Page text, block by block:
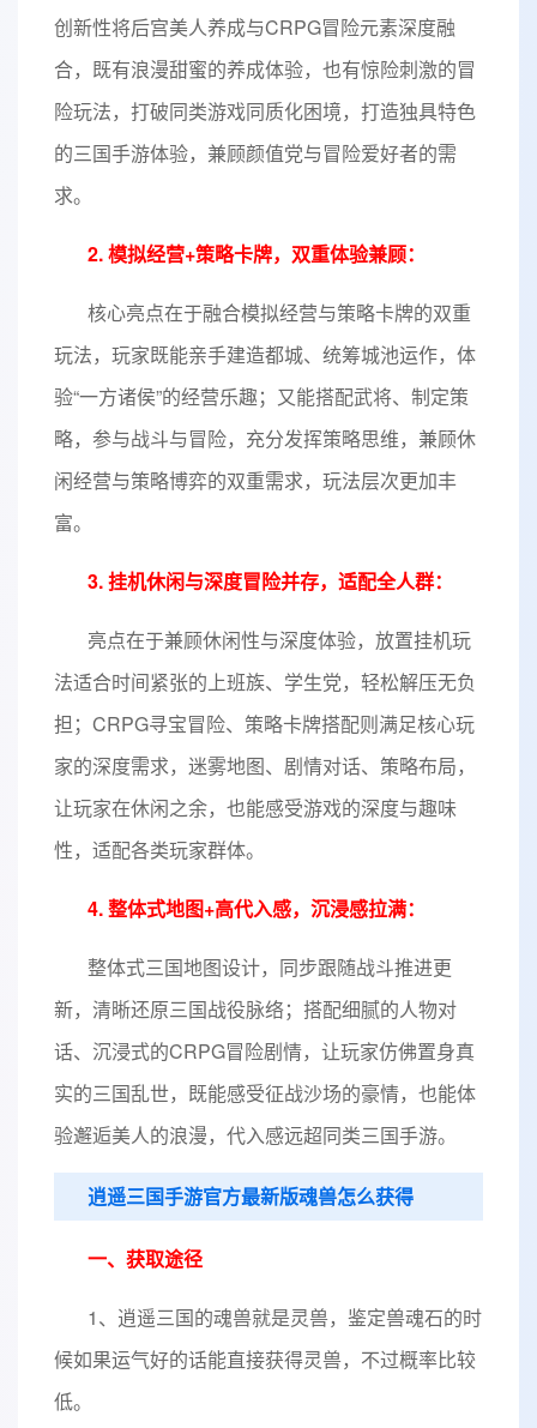
创新性将后宫美人养成与CRPG冒险元素深度融
合，既有浪漫甜蜜的养成体验，也有惊险刺激的冒
险玩法，打破同类游戏同质化困境，打造独具特色
的三国手游体验，兼顾颜值党与冒险爱好者的需
求。
2. 模拟经营+策略卡牌，双重体验兼顾：
核心亮点在于融合模拟经营与策略卡牌的双重
玩法，玩家既能亲手建造都城、统筹城池运作，体
验“一方诸侯”的经营乐趣；又能搭配武将、制定策
略，参与战斗与冒险，充分发挥策略思维，兼顾休
闲经营与策略博弈的双重需求，玩法层次更加丰
富。
3. 挂机休闲与深度冒险并存，适配全人群：
亮点在于兼顾休闲性与深度体验，放置挂机玩
法适合时间紧张的上班族、学生党，轻松解压无负
担；CRPG寻宝冒险、策略卡牌搭配则满足核心玩
家的深度需求，迷雾地图、剧情对话、策略布局，
让玩家在休闲之余，也能感受游戏的深度与趣味
性，适配各类玩家群体。
4. 整体式地图+高代入感，沉浸感拉满：
整体式三国地图设计，同步跟随战斗推进更
新，清晰还原三国战役脉络；搭配细腻的人物对
话、沉浸式的CRPG冒险剧情，让玩家仿佛置身真
实的三国乱世，既能感受征战沙场的豪情，也能体
验邂逅美人的浪漫，代入感远超同类三国手游。
逍遥三国手游官方最新版魂兽怎么获得
一、获取途径
1、逍遥三国的魂兽就是灵兽，鉴定兽魂石的时
候如果运气好的话能直接获得灵兽，不过概率比较
低。